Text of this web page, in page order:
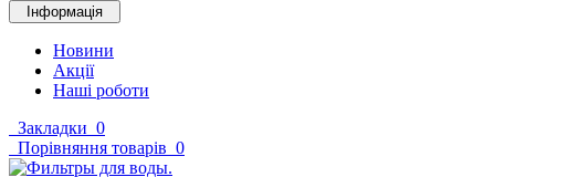
Інформація
Новини
Акції
Наші роботи
Закладки 0
Порівняння товарів 0